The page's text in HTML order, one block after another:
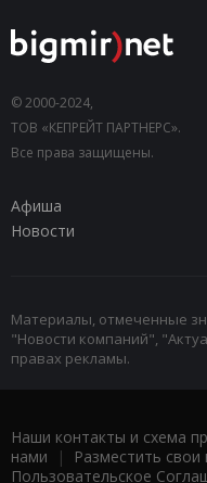
© 2000-2024,
ТОВ «КЕПРЕЙТ ПАРТНЕРС».
Все права защищены.
Афиша
Новости
Материалы, отмеченные
"Новости компаний",
правах рекламы.
Наши контакты и схема
нами | Разместить
Пользовательское